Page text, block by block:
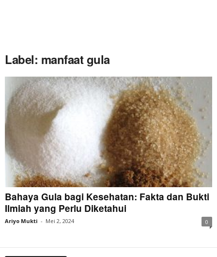
Label: manfaat gula
Bahaya Gula bagi Kesehatan: Fakta dan Bukti
Ilmiah yang Perlu Diketahui
Ariyo Mukti - Mei 2, 2024 0